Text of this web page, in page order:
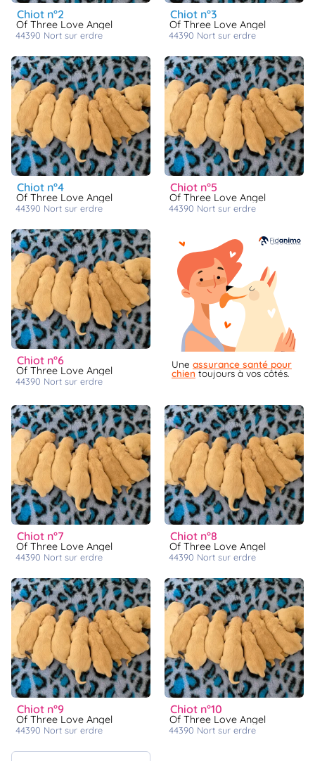
chiot n°2
Of Three Love Angel
44390 nort sur erdre
chiot n°3
Of Three Love Angel
44390 nort sur erdre
chiot n°4
Of Three Love Angel
44390 nort sur erdre
chiot n°5
Of Three Love Angel
44390 nort sur erdre
chiot n°6
Of Three Love Angel
44390 nort sur erdre
Une assurance santé pour
chientoujours à vos côtés.
chiot n°7
Of Three Love Angel
44390 nort sur erdre
chiot n°8
Of Three Love Angel
44390 nort sur erdre
chiot n°9
Of Three Love Angel
44390 nort sur erdre
chiot n°10
Of Three Love Angel
44390 nort sur erdre